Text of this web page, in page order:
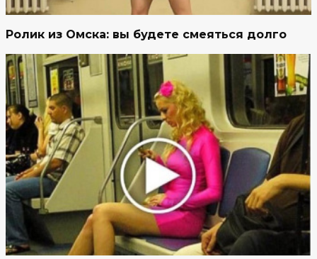
Ролик из Омска: вы будете смеяться долго